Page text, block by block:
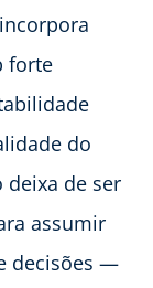
forte
do
deixa de ser
assumir
decisões —